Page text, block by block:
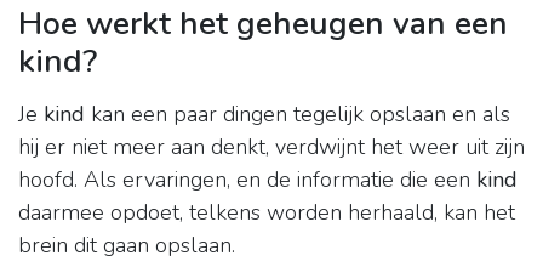
Hoe werkt het geheugen van een
kind?
Je kind kan een paar dingen tegelijk opslaan en als
hij er niet meer aan denkt, verdwijnt het weer uit zijn
hoofd. Als ervaringen, en de informatie die een kind
daarmee opdoet, telkens worden herhaald, kan het
brein dit gaan opslaan.